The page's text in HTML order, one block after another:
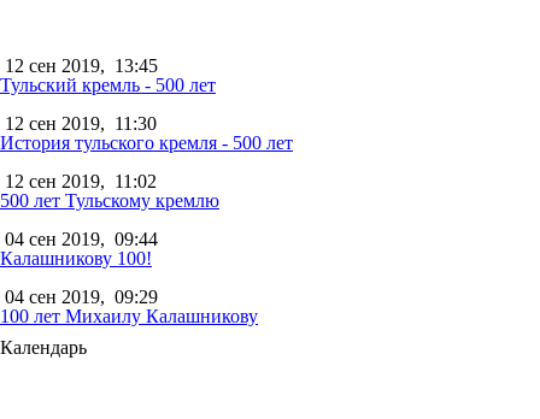
12 сен 2019, 13:45
Тульский кремль - 500 лет
12 сен 2019, 11:30
История тульского кремля - 500 лет
12 сен 2019, 11:02
500 лет Тульскому кремлю
04 сен 2019, 09:44
Калашникову 100!
04 сен 2019, 09:29
100 лет Михаилу Калашникову
Календарь